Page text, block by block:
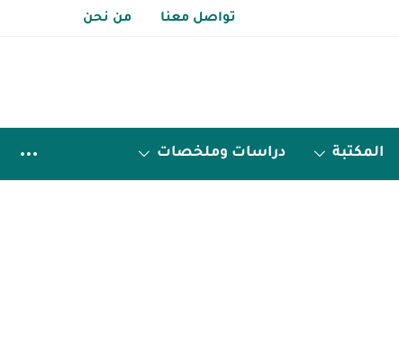
تواصل معنا من نحن
المكتبة دراسات وملخصات